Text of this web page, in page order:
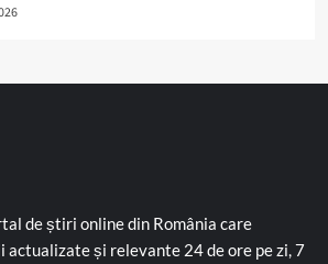
de știri online din România care
actualizate și relevante 24 de ore pe zi, 7